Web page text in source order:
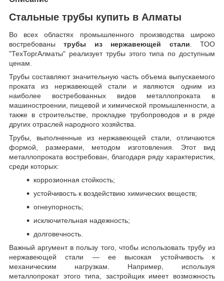
Стальные трубы купить в Алматы
Во всех областях промышленного производства широко
востребованытрубы из нержавеющей стали. ТОО
"ТехТоргАлматы" реализует трубы этого типа по доступным
ценам.
Трубы составляют значительную часть объема выпускаемого
проката из нержавеющей стали и являются одним из
наиболее востребованных видов металлопроката в
машиностроении, пищевой и химической промышленности, а
также в строительстве, прокладке трубопроводов и в ряде
других отраслей народного хозяйства.
Трубы, выполненные из нержавеющей стали, отличаются
формой, размерами, методом изготовления. Этот вид
металлопроката востребован, благодаря ряду характеристик,
среди которых:
коррозионная стойкость;
устойчивость к воздействию химических веществ;
огнеупорность;
исключительная надежность;
долговечность.
Важный аргумент в пользу того, чтобы использовать трубу из
нержавеющей стали — ее высокая устойчивость к
механическим нагрузкам. Например, используя
металлопрокат этого типа, застройщик имеет возможность